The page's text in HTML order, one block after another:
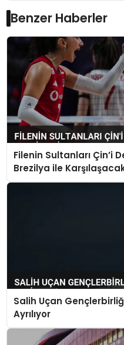
Benzer Haberler
Filenin Sultanları Çin’i
Brezilya ile
Salih Uçan
Ayrılıyor